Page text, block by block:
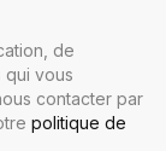
de
vous
contacter par
politique de